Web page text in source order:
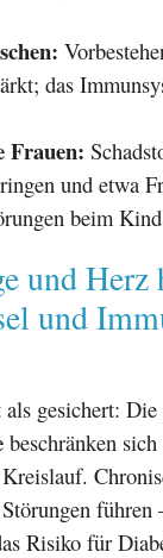
das
Frauen:
und etwa
beim
und Herz
und
gesichert: Die
beschränken
führen
Risiko für